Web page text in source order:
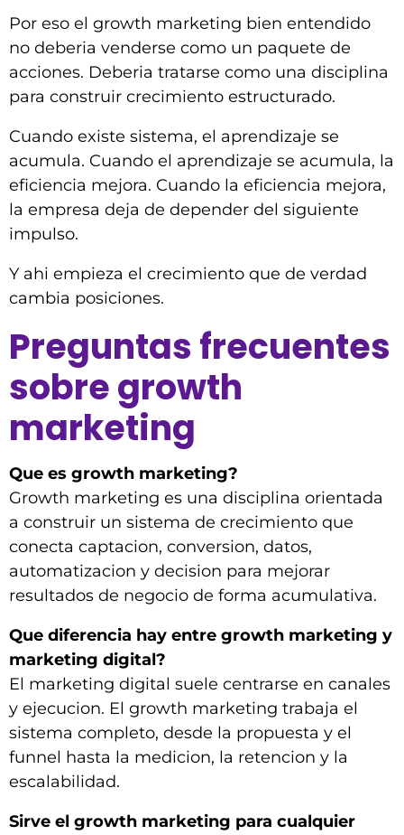
Por eso el growth marketing bien entendido
no deberia venderse como un paquete de
acciones. Deberia tratarse como una disciplina
para construir crecimiento estructurado.
Cuando existe sistema, el aprendizaje se
acumula. Cuando el aprendizaje se acumula, la
eficiencia mejora. Cuando la eficiencia mejora,
la empresa deja de depender del siguiente
impulso.
Y ahi empieza el crecimiento que de verdad
cambia posiciones.
Preguntas frecuentes
sobre growth
marketing
Que es growth marketing?
Growth marketing es una disciplina orientada
a construir un sistema de crecimiento que
conecta captacion, conversion, datos,
automatizacion y decision para mejorar
resultados de negocio de forma acumulativa.
Que diferencia hay entre growth marketing y
marketing digital?
El marketing digital suele centrarse en canales
y ejecucion. El growth marketing trabaja el
sistema completo, desde la propuesta y el
funnel hasta la medicion, la retencion y la
escalabilidad.
Sirve el growth marketing para cualquier